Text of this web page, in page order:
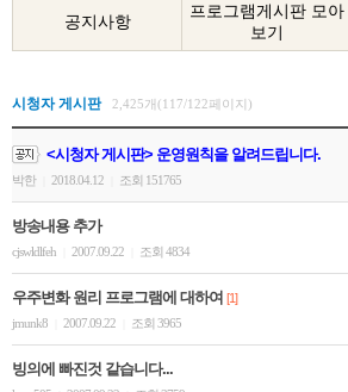
공지사항
프로그램게시판 모아
보기
시청자 게시판 2,425개(117/122페이지)
<시청자 게시판> 운영원칙을 알려드립니다.
박한 2018.04.12 조회 151765
방송내용 추가
cjswldlfeh 2007.09.22 조회 4834
우주변화 원리 프로그램에 대하여 [1]
jmunk8
2007.09.22 조회 3965
빙의에 빠진것 같습니다...